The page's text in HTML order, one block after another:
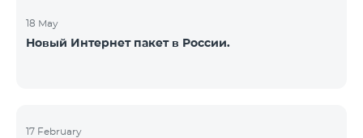
18 May
Новый Интернет пакет в России.
17 February